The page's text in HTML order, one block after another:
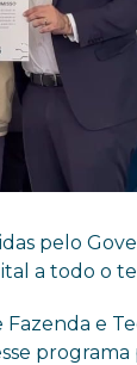
pelo
a todo o
e
programa